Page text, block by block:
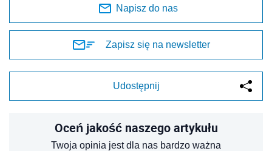
Napisz do nas
Zapisz się na newsletter
Udostępnij
Oceń jakość naszego artykułu
Twoja opinia jest dla nas bardzo ważna